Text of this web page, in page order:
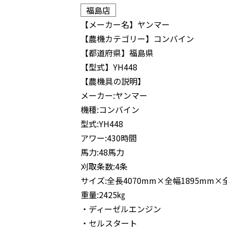
福島店
【メーカー名】 ヤンマー
【農機カテゴリー】 コンバイン
【都道府県】福島県
【型式】YH448
【農機具の説明】
メーカー:ヤンマー
機種:コンバイン
型式:YH448
アワー:430時間
馬力:48馬力
刈取条数:4条
サイズ:全長4070mm×全幅1895mm×
重量:2425㎏
・ディーゼルエンジン
・セルスタート